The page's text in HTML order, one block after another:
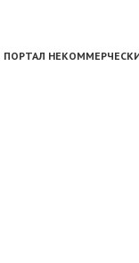
ПОРТАЛ